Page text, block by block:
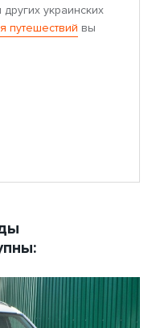
других украинских
путешествий вы